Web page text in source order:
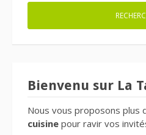
Bienvenu sur La
Nous vous proposons plus
cuisine pour ravir vos